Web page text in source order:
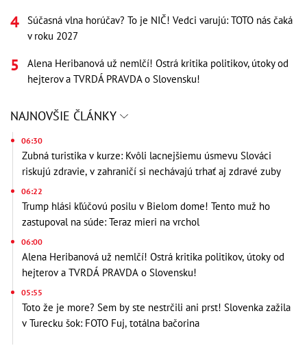
Súčasná vlna horúčav? To je NIČ! Vedci varujú: TOTO nás čaká
v roku 2027
Alena Heribanová už nemlčí! Ostrá kritika politikov, útoky od
hejterov a TVRDÁ PRAVDA o Slovensku!
NAJNOVŠIE ČLÁNKY
06:30
Zubná turistika v kurze: Kvôli lacnejšiemu úsmevu Slováci
riskujú zdravie, v zahraničí si nechávajú trhať aj zdravé zuby
06:22
Trump hlási kľúčovú posilu v Bielom dome! Tento muž ho
zastupoval na súde: Teraz mieri na vrchol
06:00
Alena Heribanová už nemlčí! Ostrá kritika politikov, útoky od
hejterov a TVRDÁ PRAVDA o Slovensku!
05:55
Toto že je more? Sem by ste nestrčili ani prst! Slovenka zažila
v Turecku šok: FOTO Fuj, totálna bačorina